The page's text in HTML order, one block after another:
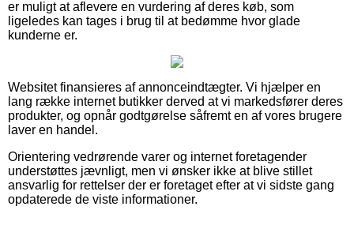
er muligt at aflevere en vurdering af deres køb, som
ligeledes kan tages i brug til at bedømme hvor glade
kunderne er.
Websitet finansieres af annonceindtægter. Vi hjælper en
lang række internet butikker derved at vi markedsfører deres
produkter, og opnår godtgørelse såfremt en af vores brugere
laver en handel.
Orientering vedrørende varer og internet foretagender
understøttes jævnligt, men vi ønsker ikke at blive stillet
ansvarlig for rettelser der er foretaget efter at vi sidste gang
opdaterede de viste informationer.